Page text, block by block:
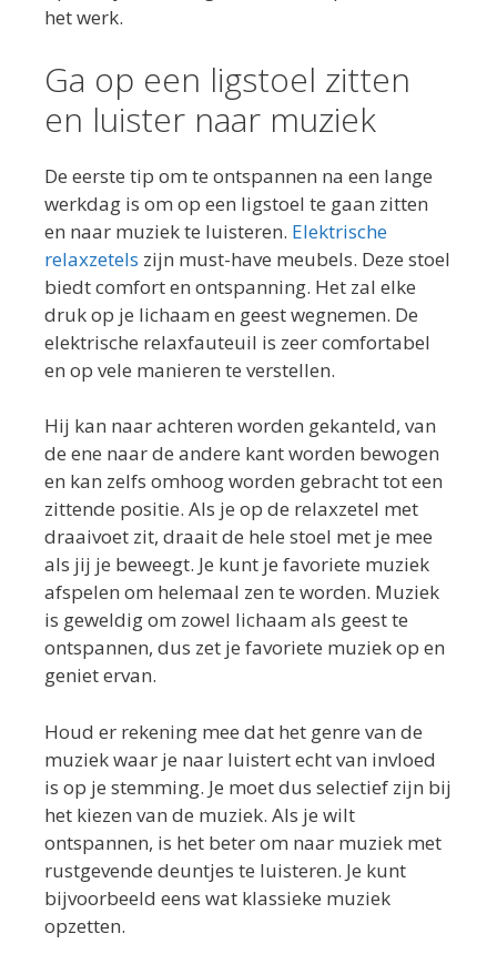
het werk.
Ga op een ligstoel zitten
en luister naar muziek
De eerste tip om te ontspannen na een lange
werkdag is om op een ligstoel te gaan zitten
en naar muziek te luisteren. Elektrische
relaxzetels zijn must-have meubels. Deze stoel
biedt comfort en ontspanning. Het zal elke
druk op je lichaam en geest wegnemen. De
elektrische relaxfauteuil is zeer comfortabel
en op vele manieren te verstellen.
Hij kan naar achteren worden gekanteld, van
de ene naar de andere kant worden bewogen
en kan zelfs omhoog worden gebracht tot een
zittende positie. Als je op de relaxzetel met
draaivoet zit, draait de hele stoel met je mee
als jij je beweegt. Je kunt je favoriete muziek
afspelen om helemaal zen te worden. Muziek
is geweldig om zowel lichaam als geest te
ontspannen, dus zet je favoriete muziek op en
geniet ervan.
Houd er rekening mee dat het genre van de
muziek waar je naar luistert echt van invloed
is op je stemming. Je moet dus selectief zijn bij
het kiezen van de muziek. Als je wilt
ontspannen, is het beter om naar muziek met
rustgevende deuntjes te luisteren. Je kunt
bijvoorbeeld eens wat klassieke muziek
opzetten.